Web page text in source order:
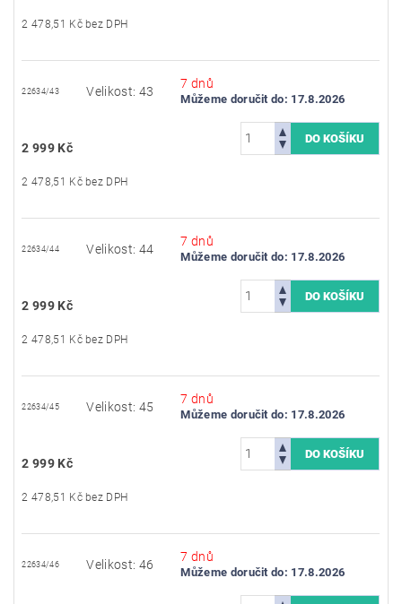
2 478,51 Kč bez DPH
22634/43 Velikost: 43
7 dnů
Můžeme doručit do: 17.8.2026
2 999 Kč
2 478,51 Kč bez DPH
22634/44 Velikost: 44
7 dnů
Můžeme doručit do: 17.8.2026
2 999 Kč
2 478,51 Kč bez DPH
22634/45 Velikost: 45
7 dnů
Můžeme doručit do: 17.8.2026
2 999 Kč
2 478,51 Kč bez DPH
22634/46 Velikost: 46
7 dnů
Můžeme doručit do: 17.8.2026